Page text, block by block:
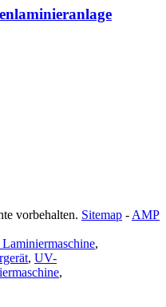
vorbehalten. Sitemap - AMP
,
, UV-
,